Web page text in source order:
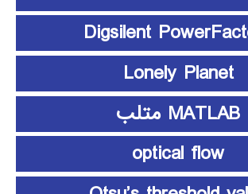
Digsilent
Lonely Planet
MATLAB متلب
optical flow